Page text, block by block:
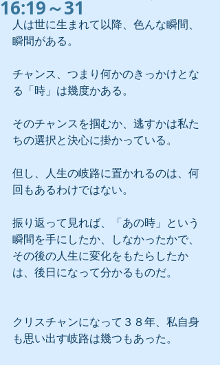
16:19～31
人は世に生まれて以降、色んな瞬間、
瞬間がある。
チャンス、つまり何かのきっかけとな
る「時」は幾度かある。
そのチャンスを掴むか、逃すかは私た
ちの選択と決心に掛かっている。
但し、人生の岐路に置かれるのは、何
回もあるわけではない。
振り返って見れば、「あの時」という
瞬間を手にしたか、しなかったかで、
その後の人生に変化をもたらしたか
は、後日になって分かるものだ。
クリスチャンになって３８年、私自身
も思い出す岐路は幾つもあった。